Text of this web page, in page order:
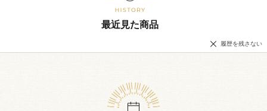
最近見た商品
履歴を残さない